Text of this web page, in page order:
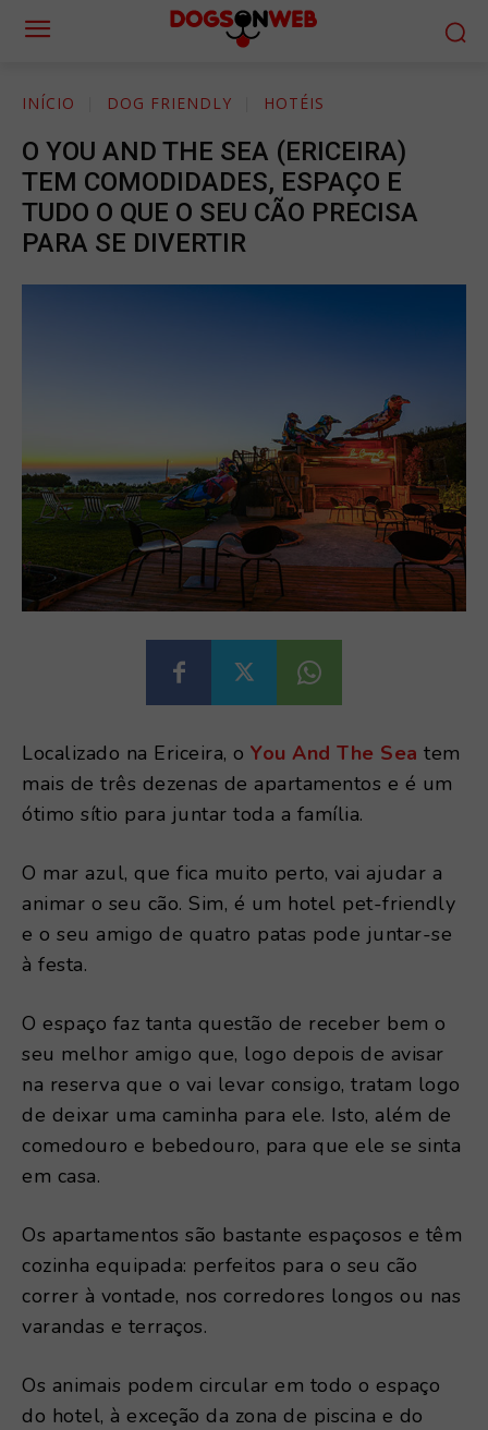
INÍCIO DOG FRIENDLY HOTÉIS
O YOU AND THE SEA (ERICEIRA)
TEM COMODIDADES, ESPAÇO E
TUDO O QUE O SEU CÃO PRECISA
PARA SE DIVERTIR
Localizado na Ericeira, o You And The Sea tem
mais de três dezenas de apartamentos e é um
ótimo sítio para juntar toda a família.
O mar azul, que fica muito perto, vai ajudar a
animar o seu cão. Sim, é um hotel pet-friendly
e o seu amigo de quatro patas pode juntar-se
à festa.
O espaço faz tanta questão de receber bem o
seu melhor amigo que, logo depois de avisar
na reserva que o vai levar consigo, tratam logo
de deixar uma caminha para ele. Isto, além de
comedouro e bebedouro, para que ele se sinta
em casa.
Os apartamentos são bastante espaçosos e têm
cozinha equipada: perfeitos para o seu cão
correr à vontade, nos corredores longos ou nas
varandas e terraços.
Os animais podem circular em todo o espaço
do hotel, à exceção da zona de piscina e do